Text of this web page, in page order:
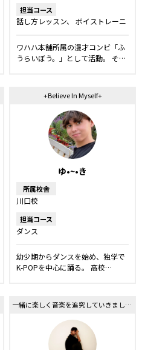
担当コース
話し方レッスン
ボイストレーニ
ワハハ本舗所属の漫才コンビ「ふ
うらいぼう。」として活動。 そ…
+Believe In Myself+
ゆ•~•き
所属校舎
川口校
担当コース
ダンス
幼少期からダンスを始め、独学で
K-POPを中心に踊る。 高校…
一緒に楽しく音楽を追究していきましょう！